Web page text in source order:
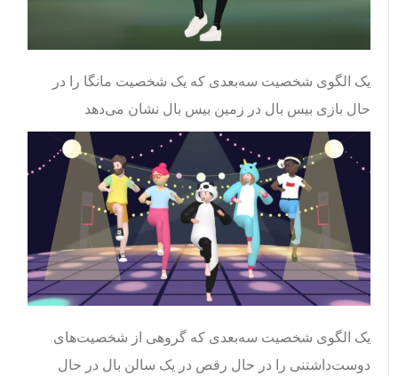
یک الگوی شخصیت سه‌بعدی که یک شخصیت مانگا را در
حال بازی بیس بال در زمین بیس بال نشان می‌دهد
یک الگوی شخصیت سه‌بعدی که گروهی از شخصیت‌های
دوست‌داشتنی را در حال رقص در یک سالن بال در حال